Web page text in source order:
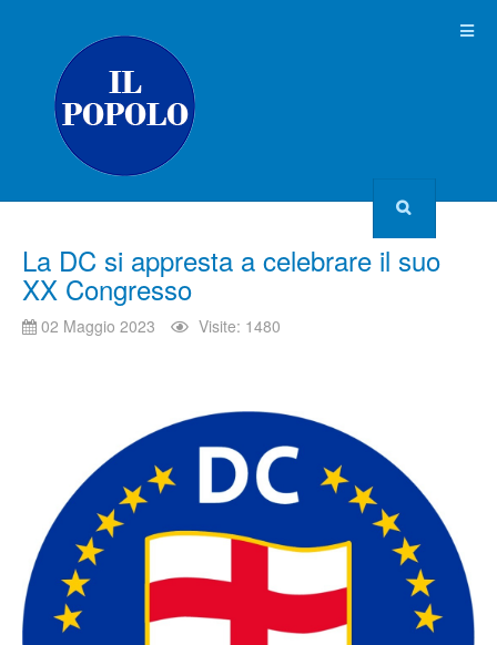
La DC si appresta a celebrare il suo
XX Congresso
02 Maggio 2023 Visite: 1480